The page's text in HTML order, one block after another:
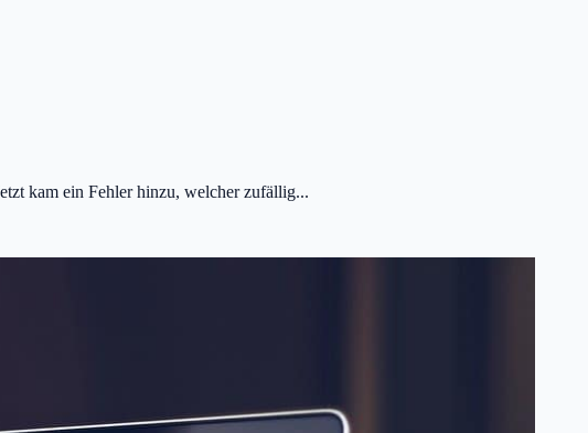
kam ein Fehler hinzu, welcher zufällig...